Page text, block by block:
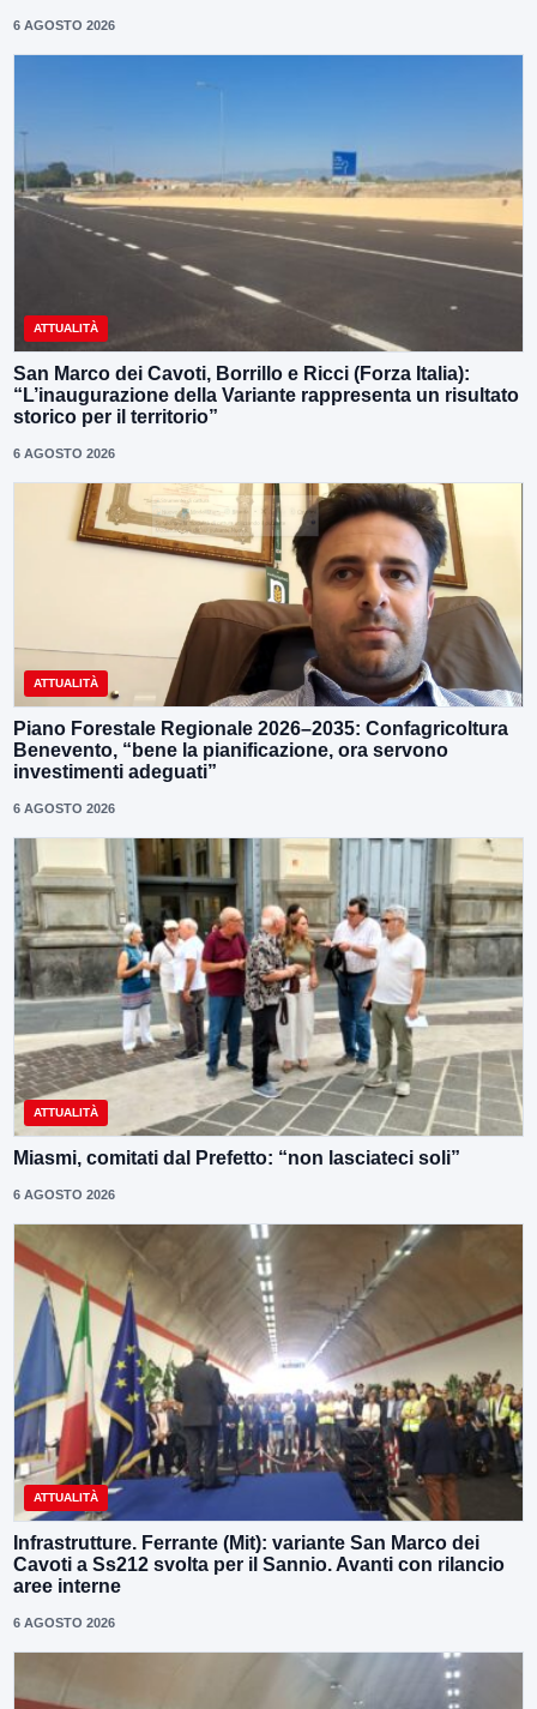
6 AGOSTO 2026
ATTUALITÀ
San Marco dei Cavoti, Borrillo e Ricci (Forza Italia):
“L’inaugurazione della Variante rappresenta un risultato
storico per il territorio”
6 AGOSTO 2026
ATTUALITÀ
Piano Forestale Regionale 2026–2035: Confagricoltura
Benevento, “bene la pianificazione, ora servono
investimenti adeguati”
6 AGOSTO 2026
ATTUALITÀ
Miasmi, comitati dal Prefetto: “non lasciateci soli”
6 AGOSTO 2026
ATTUALITÀ
Infrastrutture. Ferrante (Mit): variante San Marco dei
Cavoti a Ss212 svolta per il Sannio. Avanti con rilancio
aree interne
6 AGOSTO 2026